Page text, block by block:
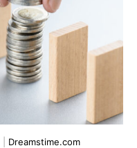
Dreamstime.com